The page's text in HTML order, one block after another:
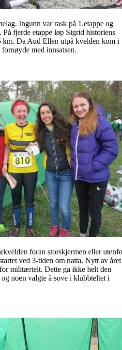
Ingunn var rask på 1.etappe og
fjerde etappe løp Sigrid historiens
km. Da Aud Ellen utpå kvelden kom i
med innsatsen.
foran storskjermen eller
ved 3-tiden om natta. Nytt av året
militærtelt. Dette ga ikke helt den
noen valgte å sove i klubbteltet i